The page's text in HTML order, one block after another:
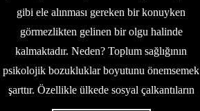
gibi ele alınması gereken bir konuyken
görmezlikten gelinen bir olgu halinde
kalmaktadır. Neden? Toplum sağlığının
psikolojik bozukluklar boyutunu önemsemek
şarttır. Özellikle ülkede sosyal çalkantıların